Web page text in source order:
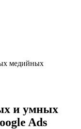
медийных
и умных
Ads